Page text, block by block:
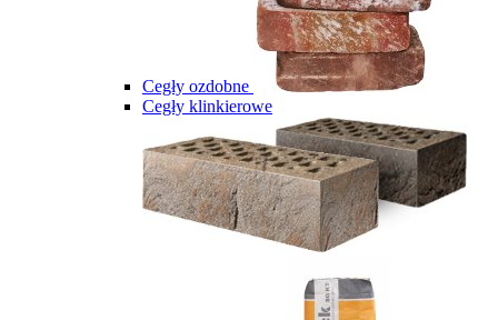
Cegły ozdobne
Cegły klinkierowe